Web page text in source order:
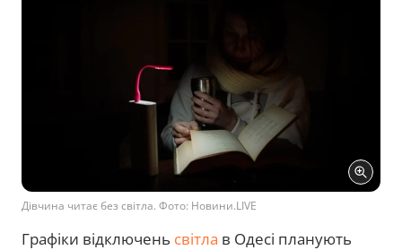
Дівчина читає без світла. Фото: Новини.LIVE
Графіки відключень світла в Одесі планують